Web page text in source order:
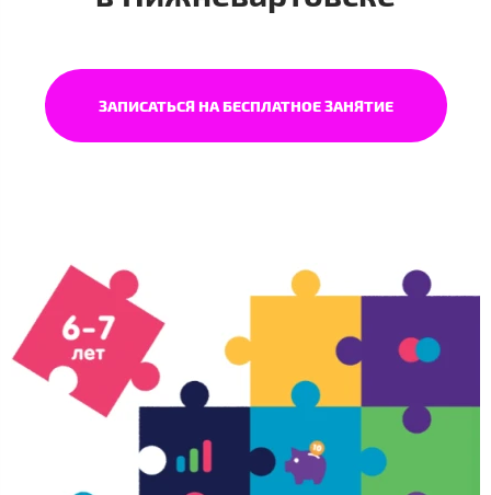
ЗАПИСАТЬСЯ НА БЕСПЛАТНОЕ ЗАНЯТИЕ